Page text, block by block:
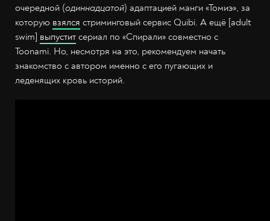
очередной (одиннадцатой) адаптацией манги «Томиэ», за
которую взялся стриминговый сервис Quibi. А ещё [adult
swim] выпустит сериал по «Спирали» совместно с
Toonami. Но, несмотря на это, рекомендуем начать
знакомство с автором именно с его пугающих и
леденящих кровь историй.